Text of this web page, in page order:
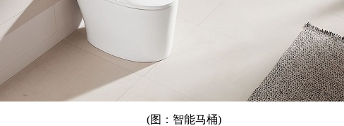
(图：智能马桶)